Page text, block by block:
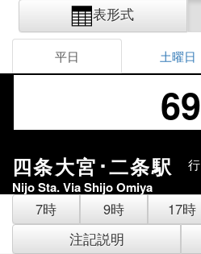
表形式
平日 土曜日
69
四条大宮･二条駅 行
Nijo Sta. Via Shijo Omiya
7時 9時 17時
注記説明